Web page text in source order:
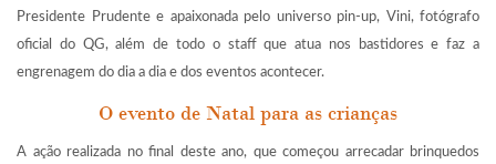
Presidente Prudente e apaixonada pelo universo pin-up, Vini, fotógrafo
oficial do QG, além de todo o staff que atua nos bastidores e faz a
engrenagem do dia a dia e dos eventos acontecer.
O evento de Natal para as crianças
A ação realizada no final deste ano, que começou arrecadar brinquedos